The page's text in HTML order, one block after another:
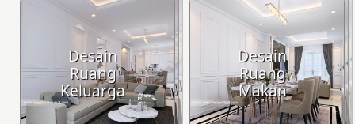
Desain
Ruang
Keluarga
Desain
Ruang
Makan